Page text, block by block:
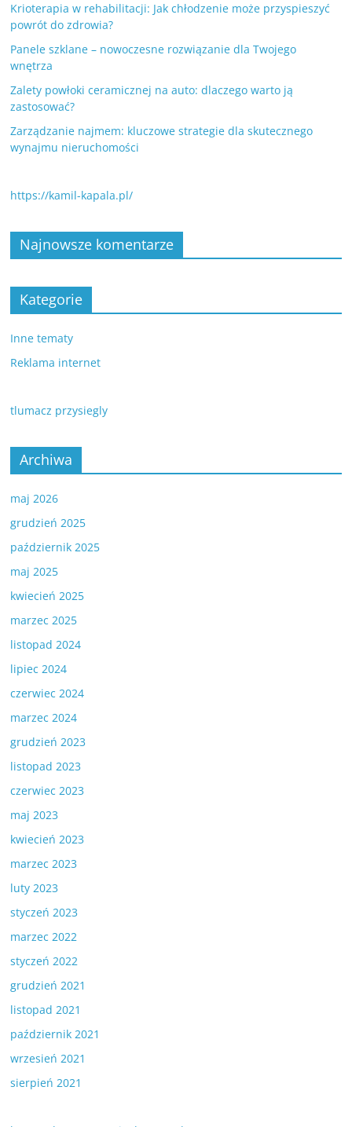
Krioterapia w rehabilitacji: Jak chłodzenie może przyspieszyć
powrót do zdrowia?
Panele szklane – nowoczesne rozwiązanie dla Twojego
wnętrza
Zalety powłoki ceramicznej na auto: dlaczego warto ją
zastosować?
Zarządzanie najmem: kluczowe strategie dla skutecznego
wynajmu nieruchomości
https://kamil-kapala.pl/
Najnowsze komentarze
Kategorie
Inne tematy
Reklama internet
tlumacz przysiegly
Archiwa
maj 2026
grudzień 2025
październik 2025
maj 2025
kwiecień 2025
marzec 2025
listopad 2024
lipiec 2024
czerwiec 2024
marzec 2024
grudzień 2023
listopad 2023
czerwiec 2023
maj 2023
kwiecień 2023
marzec 2023
luty 2023
styczeń 2023
marzec 2022
styczeń 2022
grudzień 2021
listopad 2021
październik 2021
wrzesień 2021
sierpień 2021